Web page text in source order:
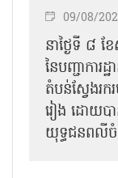
09/08/
នាថ្ងៃទី ៨
នៃបញ្ជាកា
តំបន់ស្វែងរ
រៀង ដោយប
យុទ្ធជនពលី